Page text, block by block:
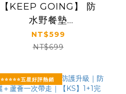
【KEEP GOING】 防
水野餐墊
(150cm*200cm)
NT$599
NT$699
⭐⭐⭐⭐⭐五星好評熱銷